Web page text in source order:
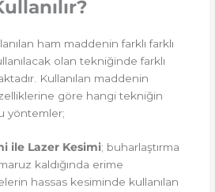
ham maddenin farklı farklı
olan tekniğinde farklı
Kullanılan maddenin
göre hangi tekniğin
yöntemler;
ile Lazer Kesimi; buharlaştırma
kaldığında erime
hassas kesiminde kullanılan